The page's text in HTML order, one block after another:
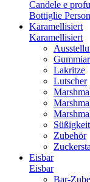
Candele e
Bottiglie
Karamellisiert
Karamellisiert
Lakritze
Lutscher
Zubehör
Eisbar
Eisbar
Bar-